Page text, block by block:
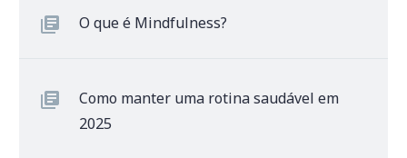
O que é Mindfulness?
Como manter uma rotina saudável em
2025